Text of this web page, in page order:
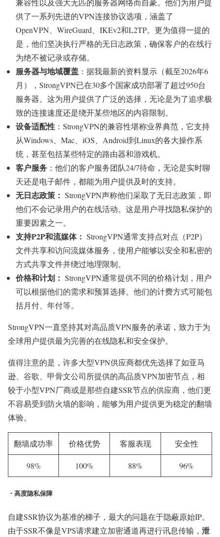
兼容性以及强大无匹的服务器网络而自豪。他们为用户提
供了一系列先进的VPN连接协议选项，涵盖了
OpenVPN、WireGuard、IKEv2和L2TP。更为值得一提的
是，他们坚决执行严格的无日志政策，确保客户的在线行
为绝不被记录或存储。
服务器与地域覆盖 ：据我最新的资料显示（截至2026年6
月），StrongVPN已在30多个国家成功部署了超过950台
服务器。这为用户提供了广泛的选择，无论是为了追求极
致的连接速度还是绕开某些地区的内容限制。
设备适配性 ：StrongVPN的兼容性堪称业界典范，它支持
从Windows、Mac、iOS、Android到Linux的各大操作系
统，甚至包括某些特定的路由器和游戏机。
客户服务 ：他们的客户服务团队24/7待命，无论是实时聊
天还是电子邮件，都能为用户提供及时的支持。
无日志政策： StrongVPN声称他们采取了无日志政策，即
他们不会记录用户的在线活动。这是用户寻找隐私保护的
重要因素之一。
支持P2P和流媒体： StrongVPN通常支持点对点（P2P）
文件共享和访问流媒体服务，使用户能够以安全和私密的
方式共享文件并绕过地理限制。
价格和计划： StrongVPN通常提供不同的价格计划，用户
可以根据他们的需求和预算选择。他们的计费方式可能包
括月付、年付等。
StrongVPN一直坚持其对高品质VPN服务的承诺，致力于为
全球用户提供最为完善的在线隐私和安全保护。
值得注意的是，许多大型VPN供应商都优先选择了如亚马
逊、谷歌、甲骨文公司所提供的高品质VPN加密节点，相
较于小型VPN厂商或是那些自建SSR节点的供应商，他们更
不容易受到防火墙的影响，能够为用户提供更为稳定的翻墙
体验。
翻墙成功率 价格优势 客服表现 安全性
98% 100% 88% 96%
・高度隐私保障
自建SSR协议为基准的梯子，最大的问题在于隐蔽原始IP。
由于SSR不像是VPS请求建立加密通道再进行讯息传输， 泄